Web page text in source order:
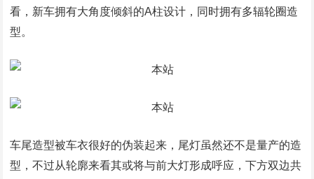
看，新车拥有大角度倾斜的A柱设计，同时拥有多辐轮圈造
型。
车尾造型被车衣很好的伪装起来，尾灯虽然还不是量产的造
型，不过从轮廓来看其或将与前大灯形成呼应，下方双边共